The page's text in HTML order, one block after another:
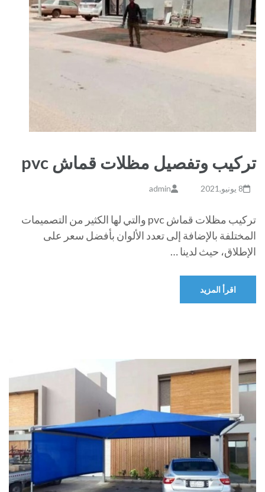
تركيب وتفصيل مظلات قماش pvc
8 يونيو,2021 admin
تركيب مظلات قماش pvc والتي لها الكثير من التصميمات
المختلفة بالإضافة إلى تعدد الألوان بأفضل سعر على
الإطلاق، حيث لدينا …
اقرأ المزيد